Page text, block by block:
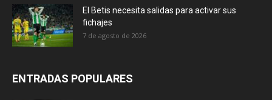
El Betis necesita salidas para activar sus
fichajes
7 de agosto de 2026
ENTRADAS POPULARES